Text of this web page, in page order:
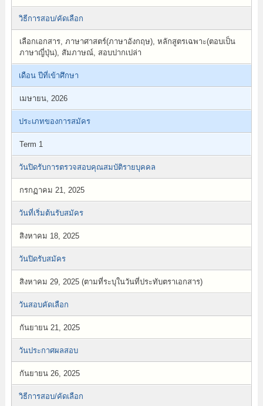
วิธีการสอบ/คัดเลือก
เลือกเอกสาร, ภาษาศาสตร์(ภาษาอังกฤษ), หลักสูตรเฉพาะ(ตอบเป็น
ภาษาญี่ปุ่น), สัมภาษณ์, สอบปากเปล่า
เดือน ปีที่เข้าศึกษา
เมษายน, 2026
ประเภทของการสมัคร
Term 1
วันปิดรับการตรวจสอบคุณสมบัติรายบุคคล
กรกฏาคม 21, 2025
วันที่เริ่มต้นรับสมัคร
สิงหาคม 18, 2025
วันปิดรับสมัคร
สิงหาคม 29, 2025 (ตามที่ระบุในวันที่ประทับตราเอกสาร)
วันสอบคัดเลือก
กันยายน 21, 2025
วันประกาศผลสอบ
กันยายน 26, 2025
วิธีการสอบ/คัดเลือก